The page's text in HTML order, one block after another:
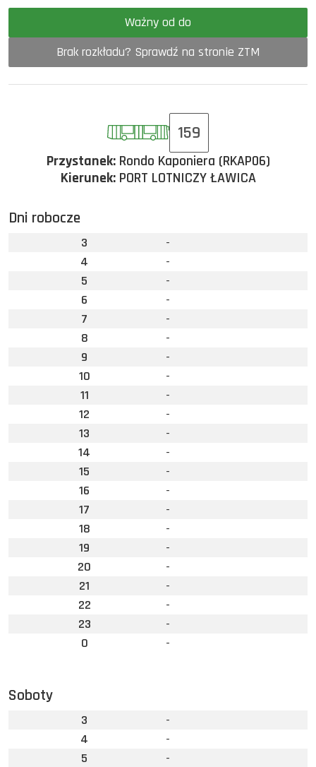
Ważny od do
Brak rozkładu? Sprawdź na stronie ZTM
159
Przystanek:Rondo Kaponiera (RKAP06)
Kierunek:PORT LOTNICZY ŁAWICA
Dni robocze
3
-
4
-
5
-
6
-
7
-
8
-
9
-
10
-
11
-
12
-
13
-
14
-
15
-
16
-
17
-
18
-
19
-
20
-
21
-
22
-
23
-
0
-
Soboty
3
-
4
-
5
-